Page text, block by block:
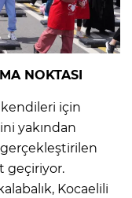
NOKTASI
kendileri için
yakından
geçiriyor.
Kocaelili